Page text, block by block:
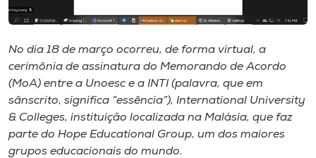
Unoesc
Store
Selecione
No dia 18 de março ocorreu, de forma virtual, a
cerimônia de assinatura do Memorando de Acordo
(MoA) entre a Unoesc e a INTI (palavra, que em
sânscrito, significa “essência”), International University
& Colleges, instituição localizada na Malásia, que faz
parte do Hope Educational Group, um dos maiores
grupos educacionais do mundo.